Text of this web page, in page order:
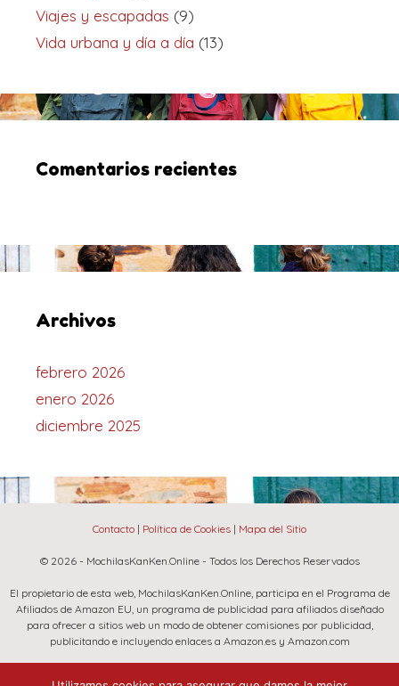
Viajes y escapadas (9)
Vida urbana y día a día (13)
Comentarios recientes
Archivos
febrero 2026
enero 2026
diciembre 2025
Contacto | Política de Cookies | Mapa del Sitio
© 2026 - MochilasKanKen.Online - Todos los Derechos Reservados
El propietario de esta web, MochilasKanKen.Online, participa en el Programa de
Afiliados de Amazon EU, un programa de publicidad para afiliados diseñado
para ofrecer a sitios web un modo de obtener comisiones por publicidad,
publicitando e incluyendo enlaces a Amazon.es y Amazon.com